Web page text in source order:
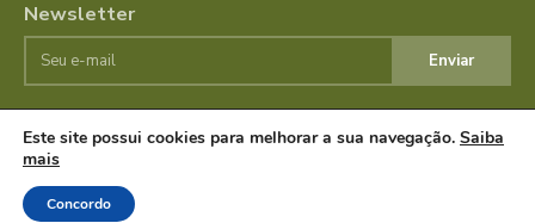
Newsletter
Enviar
© JornalSaudeBemEstar.Com.Br 2025 Todos os direitos
reservados.
Este site possui cookies para melhorar a sua navegação. Saiba
mais
Concordo